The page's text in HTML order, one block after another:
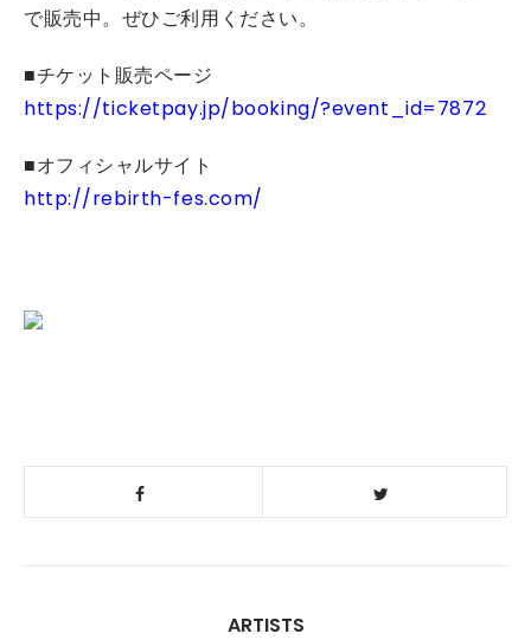
で販売中。ぜひご利用ください。
■チケット販売ページ
https://ticketpay.jp/booking/?event_id=7872
■オフィシャルサイト
http://rebirth-fes.com/
ARTISTS